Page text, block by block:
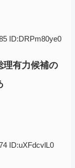
ID:DRPm80ye0
理有力候補の
ID:uXFdcvlL0